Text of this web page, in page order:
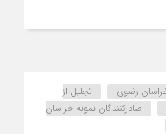
رضوی
تجلیل از
صادرکنندگان نمونه خراسان